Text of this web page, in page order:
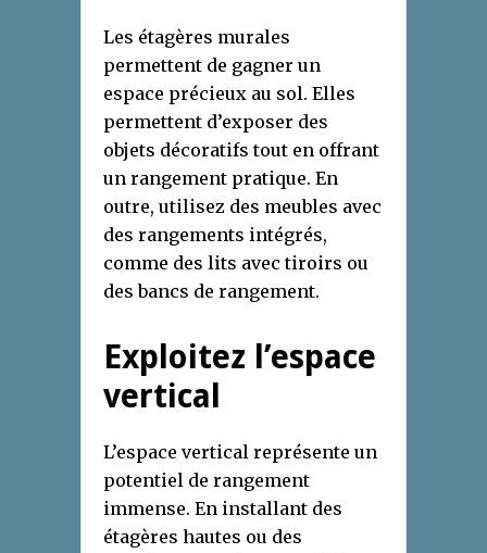
Les étagères murales
permettent de gagner un
espace précieux au sol. Elles
permettent d’exposer des
objets décoratifs tout en offrant
un rangement pratique. En
outre, utilisez des meubles avec
des rangements intégrés,
comme des lits avec tiroirs ou
des bancs de rangement.
Exploitez l’espace
vertical
L’espace vertical représente un
potentiel de rangement
immense. En installant des
étagères hautes ou des